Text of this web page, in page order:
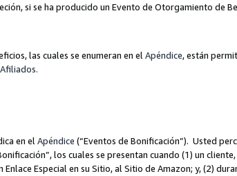
si se ha producido un Evento de Otorgamiento de
las cuales se enumeran en el Apéndice, están
en el Apéndice (“Eventos de Bonificación”). Usted
los cuales se presentan cuando (1) un
Enlace Especial en su Sitio, al Sitio de Amazon; y, (2)